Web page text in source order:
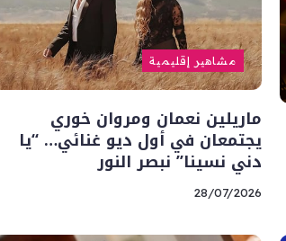
مشاهير إقليمية
ماريلين نعمان ومروان خوري
يجتمعان في أول ديو غنائي… “يا
دني نسينا” نبصر النور
28/07/2026